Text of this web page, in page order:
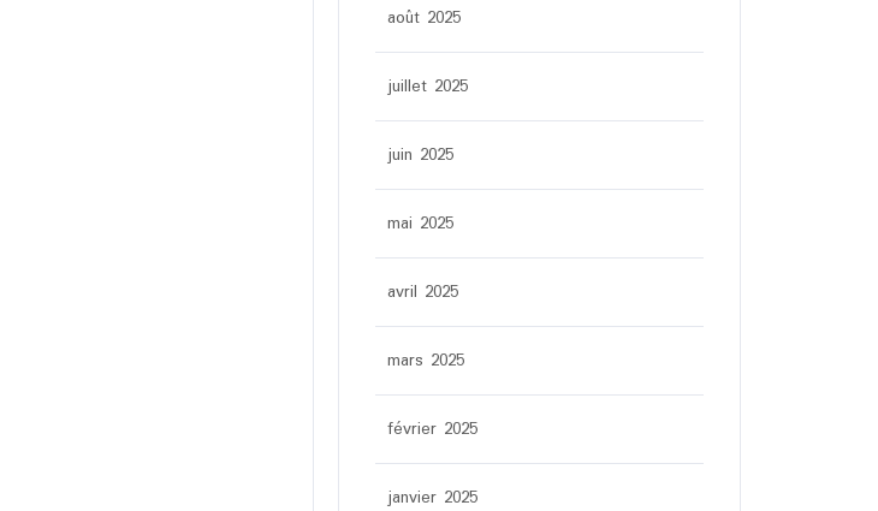
août 2025
juillet 2025
juin 2025
mai 2025
avril 2025
mars 2025
février 2025
janvier 2025